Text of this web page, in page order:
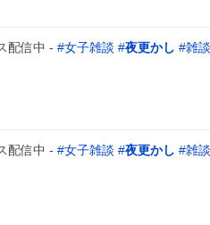
配信中 - #女子雑談 #夜更かし #雑談
配信中 - #女子雑談 #夜更かし #雑談